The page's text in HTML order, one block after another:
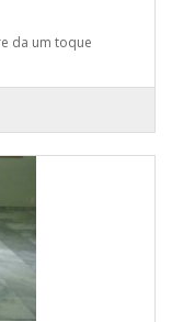
da um toque